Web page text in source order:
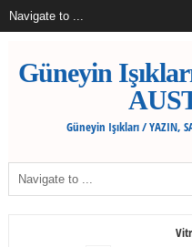
Güneyin
Güneyin Işıkları / YAZIN,